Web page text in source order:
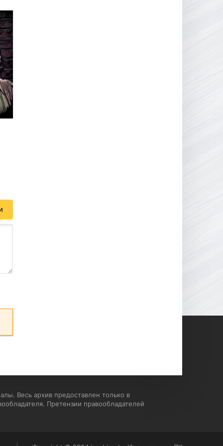
Весь архив предоставлен только в
Претензии правообладателей